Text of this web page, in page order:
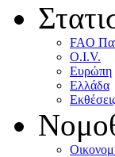
FAO
O.I.V.
Ευρώπη
Ελλάδα